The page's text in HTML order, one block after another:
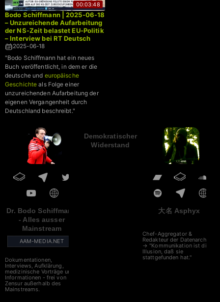
00:03:48
Bodo Schiffmann | 2025-06-18
– Unzureichende Aufarbeitung
der NS-Zeit belastet EU-Politik
– Interview bei RT Deutsch
2025-06-18
"Bodo Schiffmann hat ein neues
Buch veröffentlicht, in dem er die
deutsche und europäische
Geschichte als Folge einer
unzureichenden Aufarbeitung der
eigenen Vergangenheit durch
Deutschland beschreibt."
Dr. Bodo Schiffmann
- Alles ausser
Mainstream
AAM-MEDIA.NET
Dokumentationen,
Interviews, Aufklärung,
medizinische Vorträge und
Informationen - frei von
Zensur außerhalb des
Mainstreams.
Demokratischer
Widerstand
大名 Asphyx
Chef-Aggregator &
Redakteur der Datenarche
→ "Kommunikation ist die
Illusion, daß sie
stattgefunden hat."